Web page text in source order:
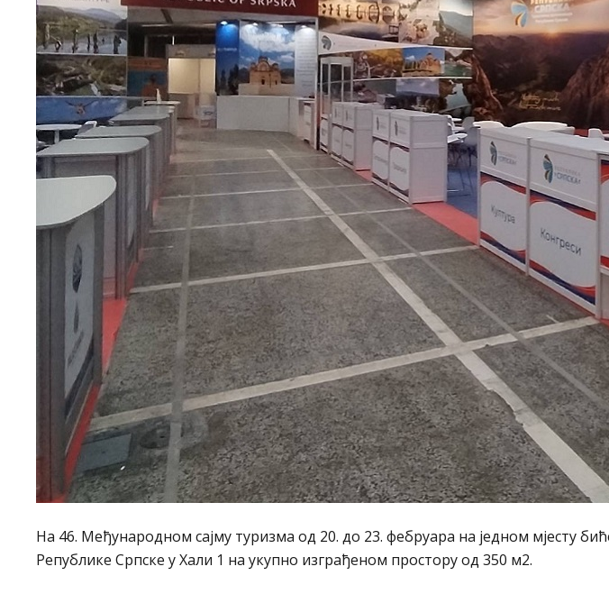
На 46. Међународном сајму туризма од 20. до 23. фебруара на једном мјесту
Републике Српске у Хали 1 на укупно изграђеном простору од 350 м2.